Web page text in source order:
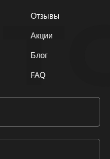
Отзывы
Акции
Блог
FAQ